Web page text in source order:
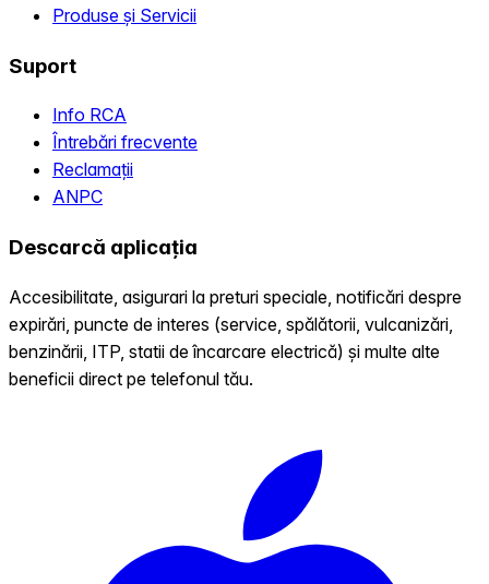
Produse și Servicii
Suport
Info RCA
Întrebări frecvente
Reclamații
ANPC
Descarcă aplicația
Accesibilitate, asigurari la preturi speciale, notificări despre
expirări, puncte de interes (service, spălătorii, vulcanizări,
benzinării, ITP, statii de încarcare electrică) și multe alte
beneficii direct pe telefonul tău.